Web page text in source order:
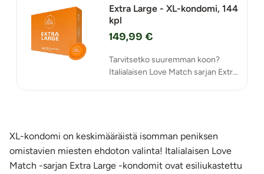
Extra Large - XL-kondomi, 144
kpl
149,99 €
Tarvitsetko suuremman koon?
Italialaisen Love Match sarjan Extra
sujuvaa käyttöä varten.
XL-kondomi on keskimääräistä isomman peniksen
omistavien miesten ehdoton valinta! Italialaisen Love
Match -sarjan Extra Large -kondomit ovat esiliukastettu